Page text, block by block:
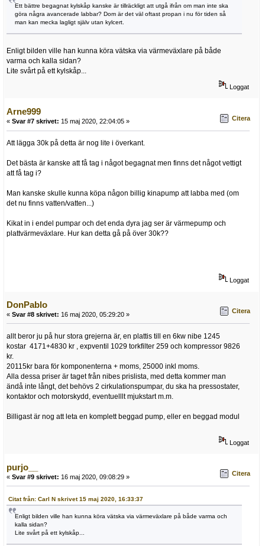
Ett bättre begagnat kylskåp kanske är tillräckligt att utgå ifrån om man inte ska
göra några avancerade labbar? Dom är det väl oftast propan i nu för tiden så
man kan mecka lagligt själv utan kylcert.
Enligt bilden ville han kunna köra vätska via värmeväxlare på både
varma och kalla sidan?
Lite svårt på ett kylskåp...
Loggat
Arne999
« Svar #7 skrivet: 15 maj 2020, 22:04:05 » Citera
Att lägga 30k på detta är nog lite i överkant.
Det bästa är kanske att få tag i något begagnat men finns det något vettigt
att få tag i?
Man kanske skulle kunna köpa någon billig kinapump att labba med (om
det nu finns vatten/vatten...)
Kikat in i endel pumpar och det enda dyra jag ser är värmepump och
plattvärmeväxlare. Hur kan detta gå på över 30k??
Loggat
DonPablo
« Svar #8 skrivet: 16 maj 2020, 05:29:20 » Citera
allt beror ju på hur stora grejerna är, en plattis till en 6kw nibe 1245
kostar 4171+4830 kr , expventil 1029 torkfilter 259 och kompressor 9826
kr.
20115kr bara för komponenterna + moms, 25000 inkl moms.
Alla dessa priser är taget från nibes prislista, med detta kommer man
ändå inte långt, det behövs 2 cirkulationspumpar, du ska ha pressostater,
kontaktor och motorskydd, eventuelllt mjukstart m.m.
Billigast är nog att leta en komplett beggad pump, eller en beggad modul
Loggat
purjo__
« Svar #9 skrivet: 16 maj 2020, 09:08:29 » Citera
Citat från: Carl N skrivet 15 maj 2020, 16:33:37
Enligt bilden ville han kunna köra vätska via värmeväxlare på både varma och
kalla sidan?
Lite svårt på ett kylskåp...